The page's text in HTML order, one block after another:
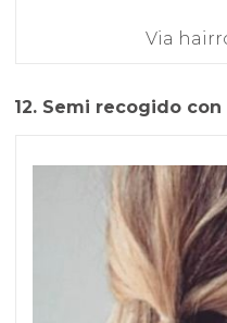
Via
12. Semi recogido